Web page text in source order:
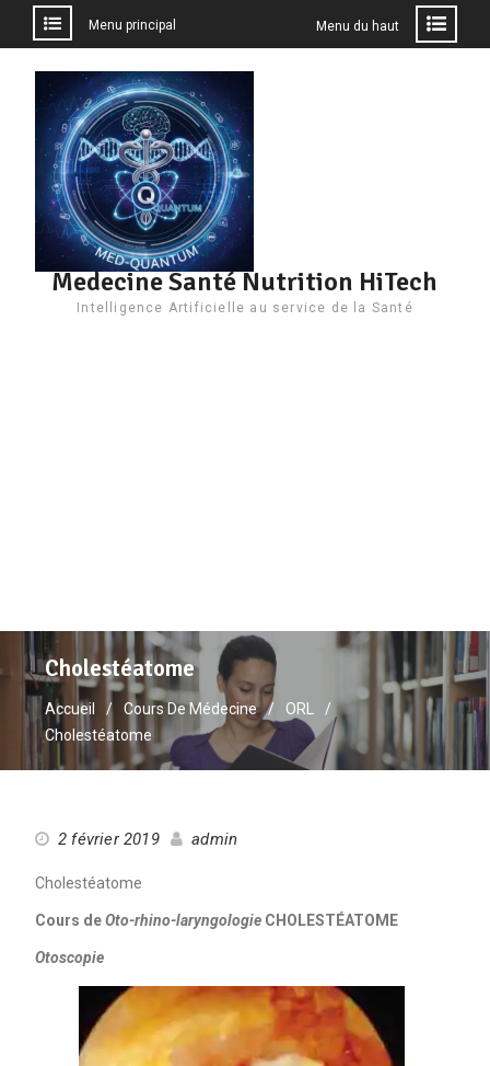
contenu
Menu principal Menu du haut
Medecine Santé Nutrition HiTech
Intelligence Artificielle au service de la Santé
Cholestéatome
Accueil Cours De Médecine
ORL
Cholestéatome
2 février 2019 admin
Cholestéatome
Cours deOto-rhino-laryngologie CHOLESTÉATOME
Otoscopie